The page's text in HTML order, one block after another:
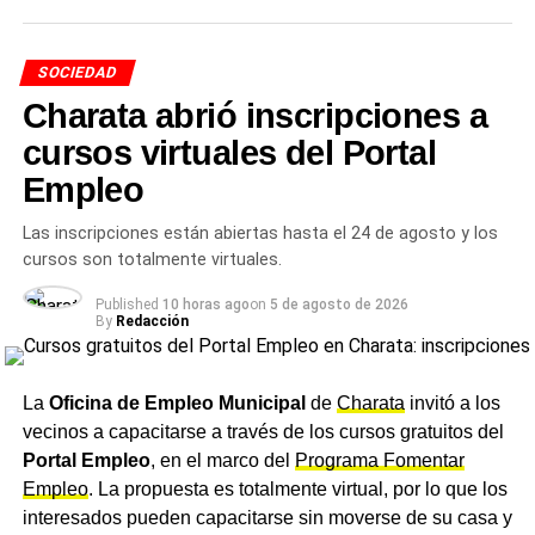
encima del espíritu original de la Estudiantina.
Los alumnos consideraron además que un evento
pensado para promover la unión entre estudiantes
terminó generando, en muchas ocasiones,
enfrentamientos entre colegios, conflictos entre
delegados y faltas de respeto que, según indicaron, no
representan los valores que buscan fomentar como
institución. En el comunicado remarcaron que se trata de
que muchos estudiantes tenían de participar, pero que
priorizaron un ambiente sano, respetuoso y de
compañerismo, y optaron por destinar sus energías a
actividades propias de la institución.
Confirmación de la dirección
del colegio
SOCIEDAD
Charata abrió inscripciones a
cursos virtuales del Portal
Empleo
Las inscripciones están abiertas hasta el 24 de agosto y los
cursos son totalmente virtuales.
Published 10 horas agoon 5 de agosto de 2026
By Redacción
La Oficina de Empleo Municipal de Charata invitó a los
vecinos a capacitarse a través de los cursos gratuitos del
Portal Empleo, en el marco del Programa Fomentar
Empleo. La propuesta es totalmente virtual, por lo que los
interesados pueden capacitarse sin moverse de su casa y